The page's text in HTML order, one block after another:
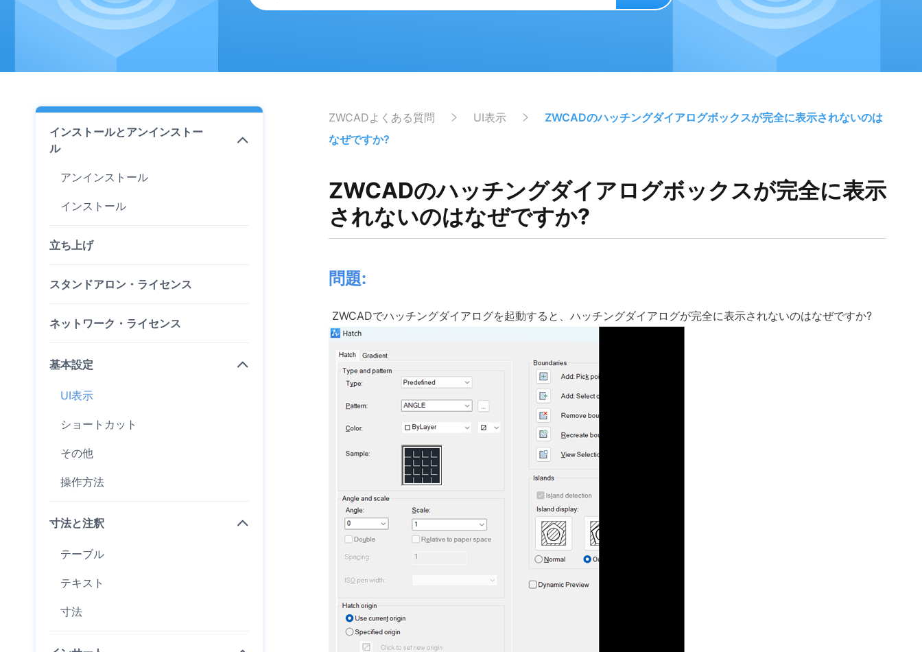
インストールとアンインストー
ル
アンインストール
インストール
立ち上げ
スタンドアロン・ライセンス
ネットワーク・ライセンス
基本設定
UI表示
ショートカット
その他
操作方法
寸法と注釈
テーブル
テキスト
寸法
ZWCADよくある質問 UI表示
ZWCADのハッチングダイアログボックスが完全に表示されないのは
なぜですか?
ZWCADのハッチングダイアログボックスが完全に表示
されないのはなぜですか?
問題:
ZWCADでハッチングダイアログを起動すると、ハッチングダイアログが完全に表示されないのはなぜですか?